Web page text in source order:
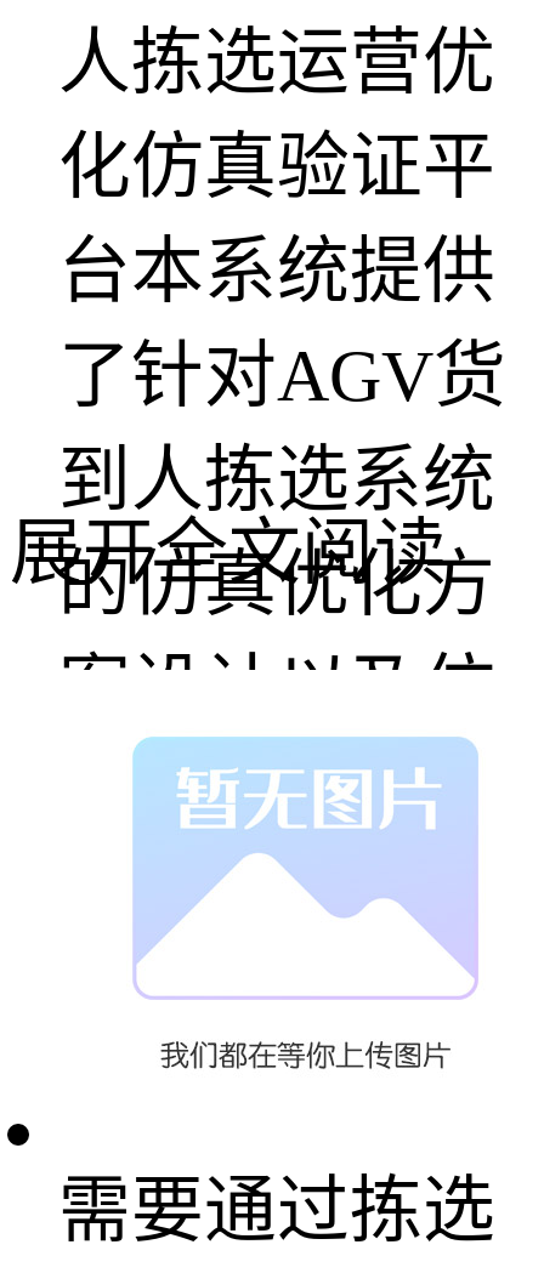
人拣选运营优
化仿真验证平
台本系统提供
了针对AGV货
到人拣选系统
的仿真优化方
案设计以及仿
真验证能力，
为学生提供了
高度仿真的实
需要通过拣选
展开全文阅读